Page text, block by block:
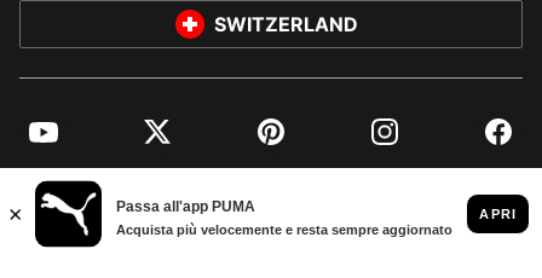
SWITZERLAND
YouTube Twitter Pinterest Instagram
© PUMA EUROPE GMBH, 2026. TUTTI I DIRITTI RISERVATI
DATI AZIENDALI E LEGALI